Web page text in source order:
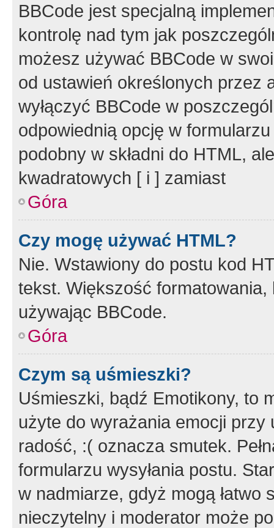
BBCode jest specjalną
kontrolę nad tym jak
możesz używać BBCode w
od ustawień określonych przez
wyłączyć BBCode w
odpowiednią opcję w
podobny w składni do HTML,
kwadratowych [ i ] zamiast
Góra
Czy mogę używać HTML?
Nie. Wstawiony do postu kod
tekst. Większość
używając BBCode.
Góra
Czym są uśmieszki?
Uśmieszki, bądź Emotikony, to
użyte do wyrażania emocji
radość, :( oznacza smutek.
formularzu wysyłania postu.
w nadmiarze, gdyż mogą
nieczytelny i moderator może